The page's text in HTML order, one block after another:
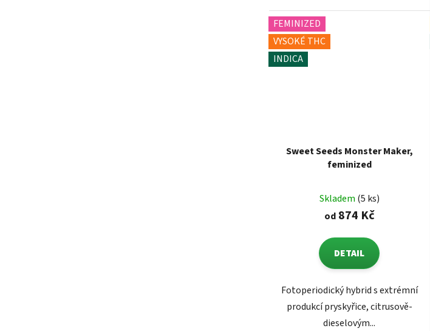
FEMINIZED
VYSOKÉ THC
INDICA
Sweet Seeds Monster Maker,
feminized
Skladem (5 ks)
od874 Kč
DETAIL
Fotoperiodický hybrid s extrémní
produkcí pryskyřice, citrusově-
dieselovým...